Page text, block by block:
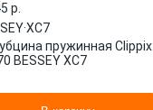
p.
·XC7
пружинная Clippix
BESSEY XC7